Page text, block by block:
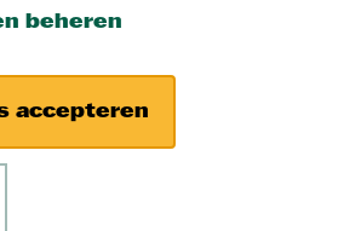
beheren
accepteren